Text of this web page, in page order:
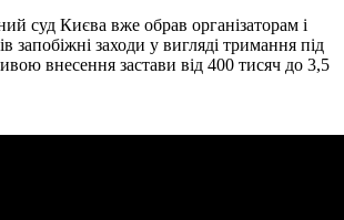
суд Києва вже обрав організаторам і
запобіжні заходи у вигляді тримання під
внесення застави від 400 тисяч до 3,5